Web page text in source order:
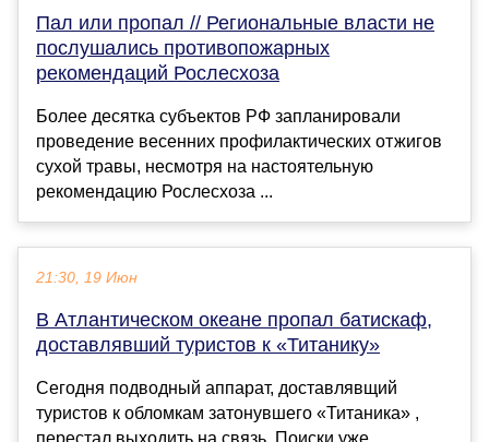
Пал или пропал // Региональные власти не
послушались противопожарных
рекомендаций Рослесхоза
Более десятка субъектов РФ запланировали
проведение весенних профилактических отжигов
сухой травы, несмотря на настоятельную
рекомендацию Рослесхоза ...
21:30, 19 Июн
В Атлантическом океане пропал батискаф,
доставлявший туристов к «Титанику»
Сегодня подводный аппарат, доставлявщий
туристов к обломкам затонувшего «Титаника» ,